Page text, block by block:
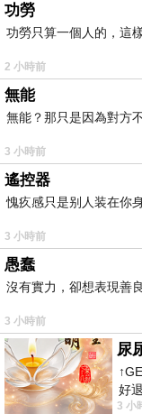
功勞
功勞只算一個人的，這
2 小時前
無能
無能？那只是因為對方
3 小時前
遙控器
愧疚感只是别人装在你
3 小時前
愚蠢
沒有實力，卻想表現善
3 小時前
尿
好
年
3 小